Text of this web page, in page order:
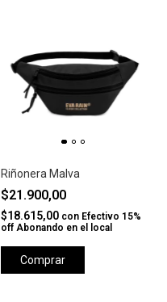
Riñonera Malva
$21.900,00
$18.615,00 con Efectivo 15%
off Abonando en el local
Comprar